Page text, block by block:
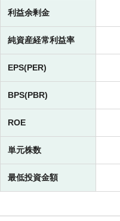
利益余剰金
純資産経常利益率
EPS(PER)
BPS(PBR)
ROE
単元株数
最低投資金額